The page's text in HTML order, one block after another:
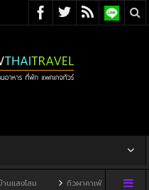
ทิวผาคาเฟ่ บ้านพิพิธภัณฑ์ไทดำ